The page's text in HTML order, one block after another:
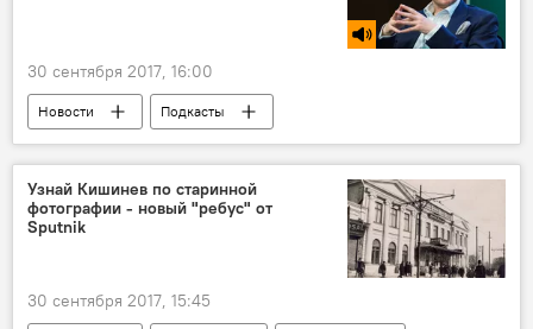
30 сентября 2017, 16:00
Новости
Подкасты
Сказано в эфире
Россия
США
Москва
Вашингтон
Дональд Трамп
Марк Цукерберг
Виктор Достов
Узнай Кишинев по старинной
фотографии - новый "ребус" от
Sputnik
30 сентября 2017, 15:45